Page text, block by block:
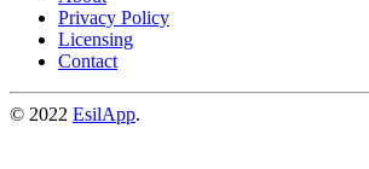
Privacy Policy
Licensing
Contact
© 2022 EsilApp.